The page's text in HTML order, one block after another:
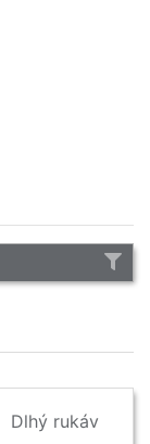
Dlhý rukáv